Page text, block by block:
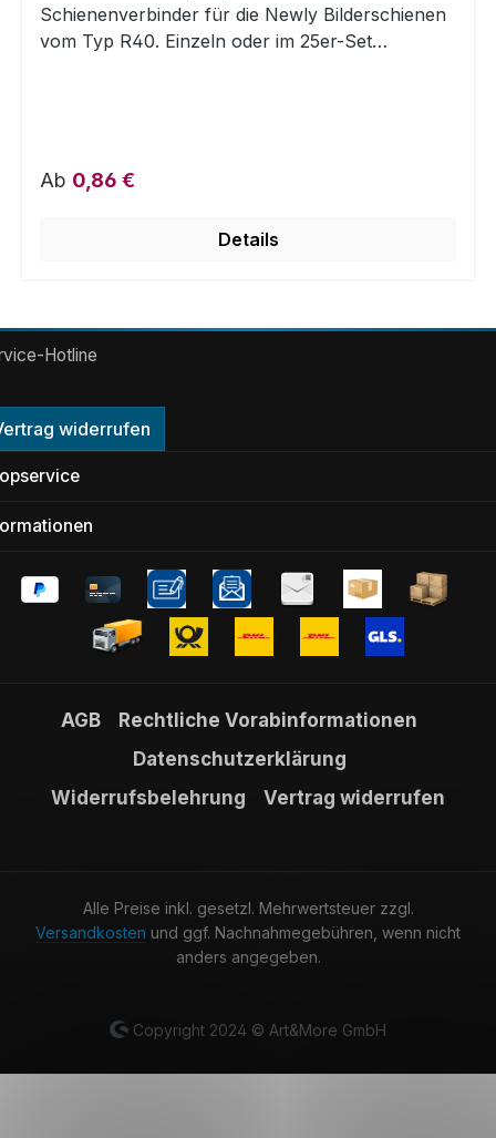
Schienenverbinder für die Newly Bilderschienen
vom Typ R40. Einzeln oder im 25er-Set
Regulärer Preis:
Ab 0,86 €
Details
Hotline
widerrufen
AGB
Rechtliche Vorabinformationen
Datenschutzerklärung
Widerrufsbelehrung
Vertrag widerrufen
Alle Preise inkl. gesetzl. Mehrwertsteuer zzgl.
Versandkosten und ggf. Nachnahmegebühren, wenn nicht
anders angegeben.
Copyright 2024 © Art&More GmbH